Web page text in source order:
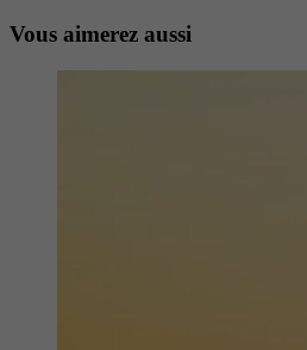
Vous aimerez aussi